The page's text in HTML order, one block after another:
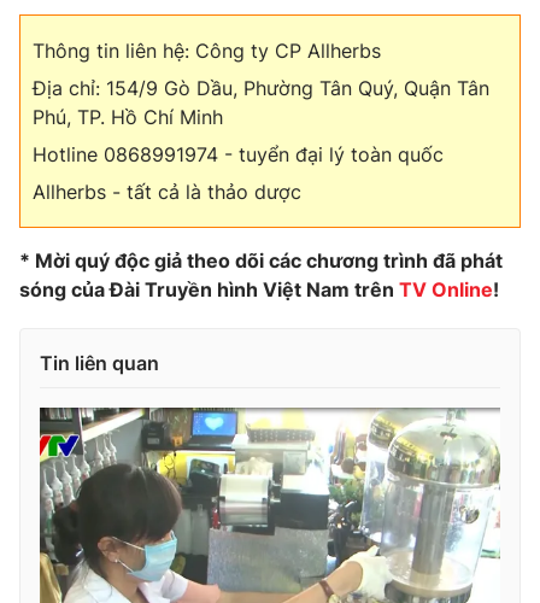
Thông tin liên hệ: Công ty CP Allherbs
Địa chỉ: 154/9 Gò Dầu, Phường Tân Quý, Quận Tân
Phú, TP. Hồ Chí Minh
Hotline 0868991974 - tuyển đại lý toàn quốc
Allherbs - tất cả là thảo dược
* Mời quý độc giả theo dõi các chương trình đã phát
sóng của Đài Truyền hình Việt Nam trên TV Online!
Tin liên quan